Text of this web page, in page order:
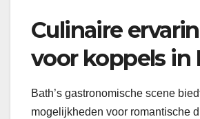
Culinaire
voor koppels in
Bath’s gastronomische scene
mogelijkheden voor romantische